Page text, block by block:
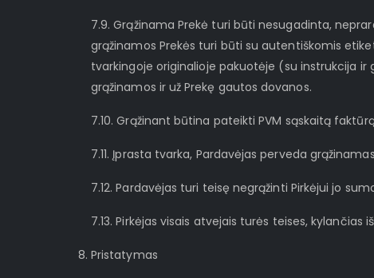
7.9. Grąžinama Prekė turi būti nesugadinta,
grąžinamos Prekės turi būti su autentiškomis
tvarkingoje originalioje pakuotėje (su instrukcija
grąžinamos ir už Prekę gautos dovanos.
7.10. Grąžinant būtina pateikti PVM sąskaitą
7.11. Įprasta tvarka, Pardavėjas perveda
7.12. Pardavėjas turi teisę negrąžinti Pirkėjui jo
7.13. Pirkėjas visais atvejais turės teises,
Pristatymas